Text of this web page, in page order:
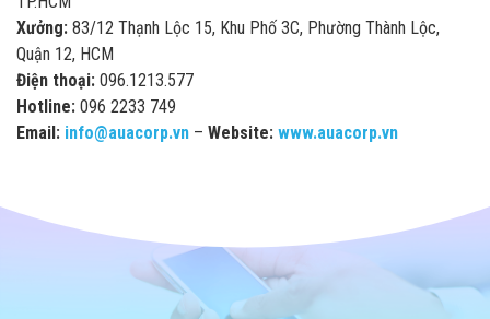
Xưởng: 83/12 Thạnh Lộc 15, Khu Phố 3C, Phường Thành Lộc,
Quận 12, HCM
Điện thoại: 096.1213.577
Hotline: 096 2233 749
Email: info@auacorp.vn – Website: www.auacorp.vn